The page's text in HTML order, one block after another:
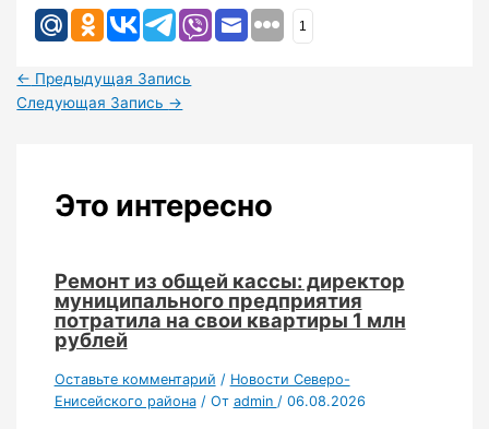
1
← Предыдущая Запись
Следующая Запись →
Это интересно
Ремонт из общей кассы: директор
муниципального предприятия
потратила на свои квартиры 1 млн
рублей
Оставьте комментарий / Новости Северо-
Енисейского района/ От admin / 06.08.2026